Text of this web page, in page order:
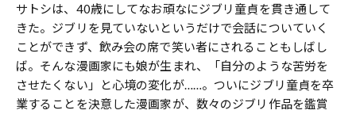
サトシは、40歳にしてなお頑なにジブリ童貞を貫き通して
きた。ジブリを見ていないというだけで会話についていく
ことができず、飲み会の席で笑い者にされることもしばし
ば。そんな漫画家にも娘が生まれ、「自分のような苦労を
させたくない」と心境の変化が……。ついにジブリ童貞を卒
業することを決意した漫画家が、数々のジブリ作品を鑑賞